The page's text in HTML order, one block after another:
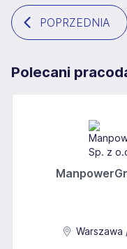
POPRZEDNIA
Polecani
Warszawa